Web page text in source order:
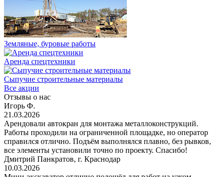
Земляные, буровые работы
Аренда спецтехники
Сыпучие строительные материалы
Все акции
Отзывы о нас
Игорь Ф.
21.03.2026
Арендовали автокран для монтажа металлоконструкций.
Работы проходили на ограниченной площадке, но оператор
справился отлично. Подъём выполнялся плавно, без рывков,
все элементы установили точно по проекту. Спасибо!
Дмитрий Панкратов, г. Краснодар
10.03.2026